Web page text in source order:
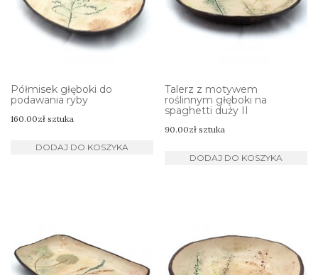
Półmisek głęboki do
podawania ryby
160.00zł sztuka
DODAJ DO KOSZYKA
Talerz z motywem
roślinnym głęboki na
spaghetti duży II
90.00zł sztuka
DODAJ DO KOSZYKA